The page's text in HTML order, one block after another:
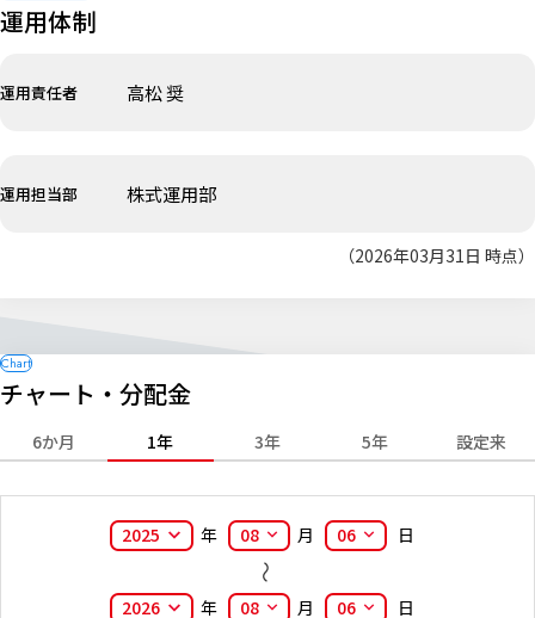
運用体制
運用責任者 高松 奨
運用担当部 株式運用部
（2026年03月31日 時点）
チャート・分配金
6か月 1年 3年 5年 設定来
2025 年 08 月 06 日
2026 年 08 月 06 日